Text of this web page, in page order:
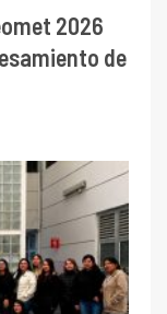
2026
de
el
Banco